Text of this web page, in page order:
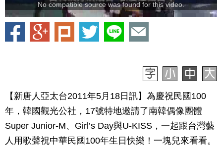
No compatible source was found for this video.
【新唐人亞太台2011年5月18日訊】為慶祝民國100
年，韓國觀光公社，17號特地邀請了南韓偶像團體
Super Junior-M、Girl’s Day與U-KISS，一起跟台灣藝
人用歌聲祝中華民國100年生日快樂！一塊兒來看看。